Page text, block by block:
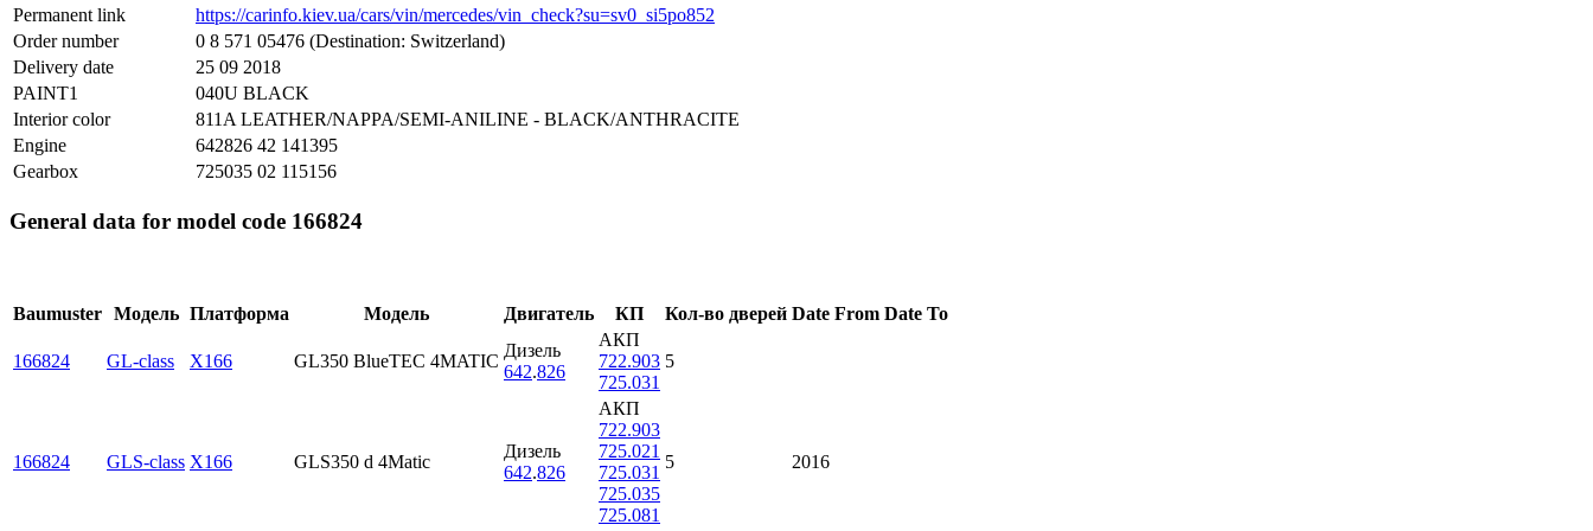
Permanent link
https://carinfo.kiev.ua/cars/vin/mercedes/vin_check?su=sv0_si5po852
Order number
0 8 571 05476 (Destination: Switzerland)
Delivery date
25 09 2018
PAINT1
040U BLACK
Interior color
811A LEATHER/NAPPA/SEMI-ANILINE - BLACK/ANTHRACITE
Engine
642826 42 141395
Gearbox
725035 02 115156
General data for model code 166824
Baumuster Модель Платформа Модель Двигатель КП Кол-во дверей Date From Date To
166824 GL-class X166 GL350 BlueTEC 4MATIC
Дизель
642.826
АКП
722.903
725.031
5
166824 GLS-class X166 GLS350 d 4Matic
Дизель
642.826
АКП
722.903
725.021
725.031
725.035
725.081
5 2016